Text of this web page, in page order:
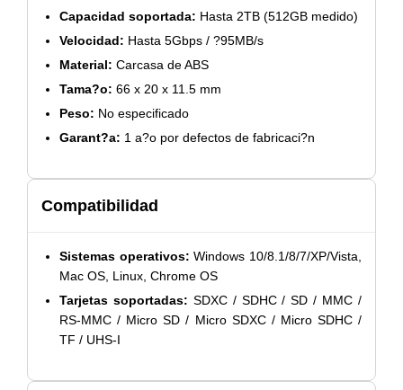
Capacidad soportada: Hasta 2TB (512GB medido)
Velocidad: Hasta 5Gbps / ?95MB/s
Material: Carcasa de ABS
Tama?o: 66 x 20 x 11.5 mm
Peso: No especificado
Garant?a: 1 a?o por defectos de fabricaci?n
Compatibilidad
Sistemas operativos: Windows 10/8.1/8/7/XP/Vista,
Mac OS, Linux, Chrome OS
Tarjetas soportadas: SDXC / SDHC / SD / MMC /
RS-MMC / Micro SD / Micro SDXC / Micro SDHC /
TF / UHS-I